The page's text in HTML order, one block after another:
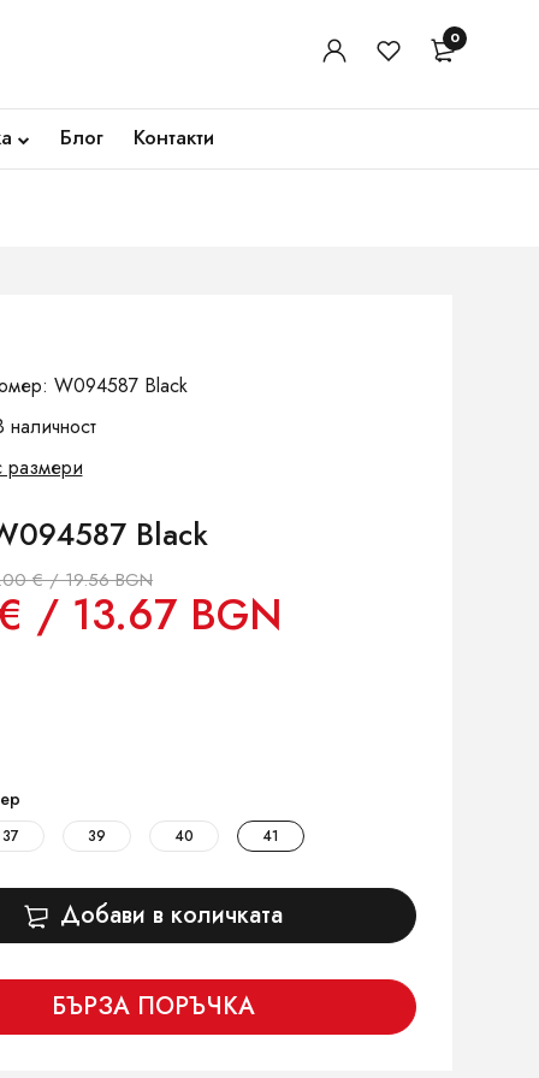
0
Блог Контакти
W094587 Black
размери
Black
€ / 19.56 BGN
/ 13.67 BGN
37 39 40 41
Добави в количката
БЪРЗА ПОРЪЧКА